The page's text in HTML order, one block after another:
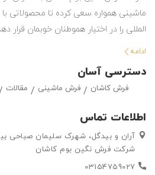
ماشینی همواره سعی کرده تا محصولاتی با
المللی را در اختیار هموطنان خوبمان قرار
استفاده از بهترین هاست. این شرکت با
مشتریان خود قرار داده تا بتوانند
و گلیم مورد علاقه خود را به راحتی
ادامه
اطلاعات تماس
آران و بیدگل، شهرک سلیمان صباحی
شرکت فرش نگین بوم کاشان
03154759027
دسترسی آسان
فرش کاشان فرش ماشینی مقالات